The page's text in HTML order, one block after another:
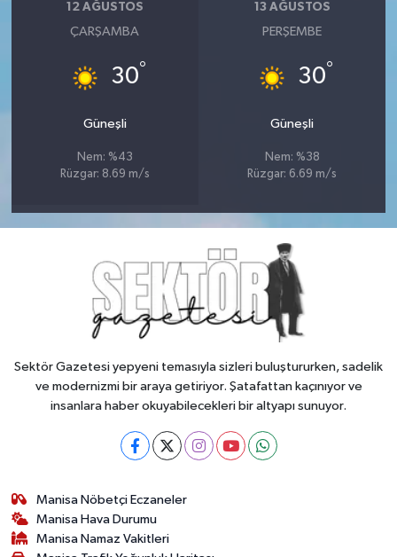
12 AĞUSTOS
ÇARŞAMBA
30°
Güneşli
Nem: %43
Rüzgar: 8.69 m/s
13 AĞUSTOS
PERŞEMBE
30°
Güneşli
Nem: %38
Rüzgar: 6.69 m/s
Sektör Gazetesi yepyeni temasıyla sizleri buluştururken, sadelik
ve modernizmi bir araya getiriyor. Şatafattan kaçınıyor ve
insanlara haber okuyabilecekleri bir altyapı sunuyor.
Manisa Nöbetçi Eczaneler
Manisa Hava Durumu
Manisa Namaz Vakitleri